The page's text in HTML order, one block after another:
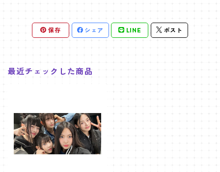
保存 シェア LINE ポスト
最近チェックした商品